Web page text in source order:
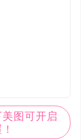
图可开启